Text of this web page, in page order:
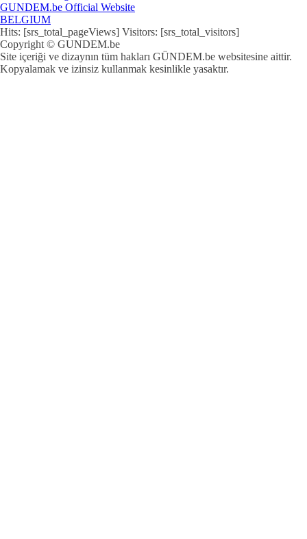
GUNDEM.be Official Website
BELGIUM
Hits: [srs_total_pageViews] Visitors: [srs_total_visitors]
Copyright © GUNDEM.be
Site içeriği ve dizaynın tüm hakları GÜNDEM.be websitesine aittir.
Kopyalamak ve izinsiz kullanmak kesinlikle yasaktır.